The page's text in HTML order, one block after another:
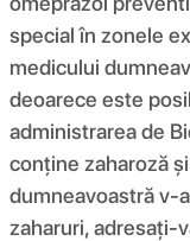
special în zonele
medicului
deoarece este
administrarea de
conține zaharoză
dumneavoastră v-
zaharuri, adresați-